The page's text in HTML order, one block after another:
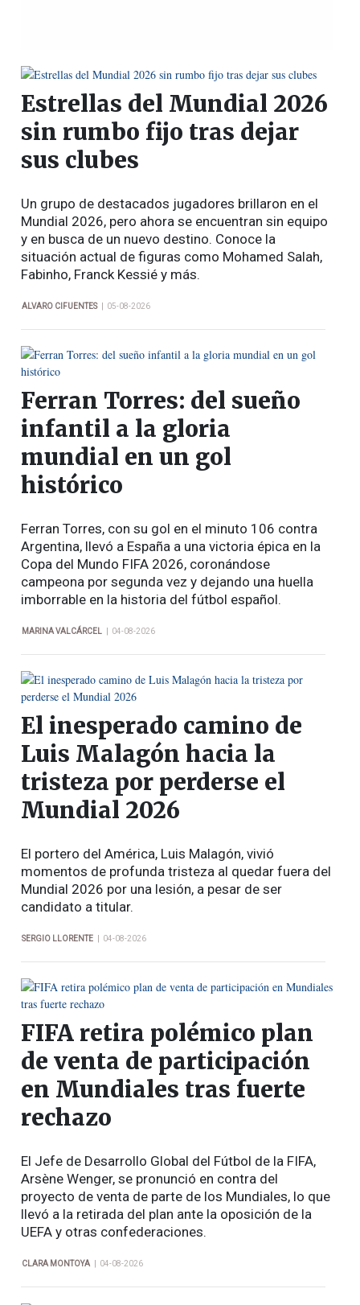
Estrellas del Mundial 2026
sin rumbo fijo tras dejar
sus clubes
Un grupo de destacados jugadores brillaron en el
Mundial 2026, pero ahora se encuentran sin equipo
y en busca de un nuevo destino. Conoce la
situación actual de figuras como Mohamed Salah,
Fabinho, Franck Kessié y más.
ALVARO CIFUENTES | 05-08-2026
Ferran Torres: del sueño
infantil a la gloria
mundial en un gol
histórico
Ferran Torres, con su gol en el minuto 106 contra
Argentina, llevó a España a una victoria épica en la
Copa del Mundo FIFA 2026, coronándose
campeona por segunda vez y dejando una huella
imborrable en la historia del fútbol español.
MARINA VALCÁRCEL | 04-08-2026
El inesperado camino de
Luis Malagón hacia la
tristeza por perderse el
Mundial 2026
El portero del América, Luis Malagón, vivió
momentos de profunda tristeza al quedar fuera del
Mundial 2026 por una lesión, a pesar de ser
candidato a titular.
SERGIO LLORENTE | 04-08-2026
FIFA retira polémico plan
de venta de participación
en Mundiales tras fuerte
rechazo
El Jefe de Desarrollo Global del Fútbol de la FIFA,
Arsène Wenger, se pronunció en contra del
proyecto de venta de parte de los Mundiales, lo que
llevó a la retirada del plan ante la oposición de la
UEFA y otras confederaciones.
CLARA MONTOYA | 04-08-2026